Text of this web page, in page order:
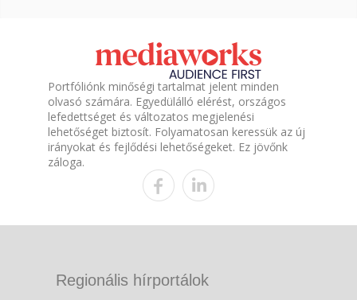
Portfóliónk minőségi tartalmat jelent minden
olvasó számára. Egyedülálló elérést, országos
lefedettséget és változatos megjelenési
lehetőséget biztosít. Folyamatosan keressük az új
irányokat és fejlődési lehetőségeket. Ez jövőnk
záloga.
Regionális hírportálok